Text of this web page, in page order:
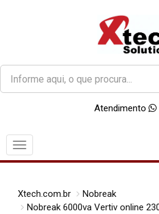
O
que
você
Atendimento
Menu
Xtech.com.br
Nobreak
Nobreak 6000va Vertiv online